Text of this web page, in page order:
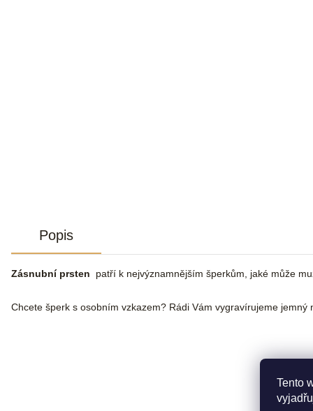
Tento
Popis
Zásnubní prsten patří k nejvýznamnějším šperkům, jaké může
Chcete šperk s osobním vzkazem? Rádi Vám vygravírujeme